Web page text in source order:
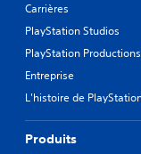
Carrières
PlayStation Studios
PlayStation Productions
Entreprise
L'histoire de
Produits